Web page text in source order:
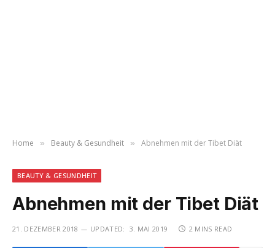
Home » Beauty & Gesundheit » Abnehmen mit der Tibet Diät
BEAUTY & GESUNDHEIT
Abnehmen mit der Tibet Diät
21. DEZEMBER 2018 UPDATED: 3. MAI 2019 2 MINS READ